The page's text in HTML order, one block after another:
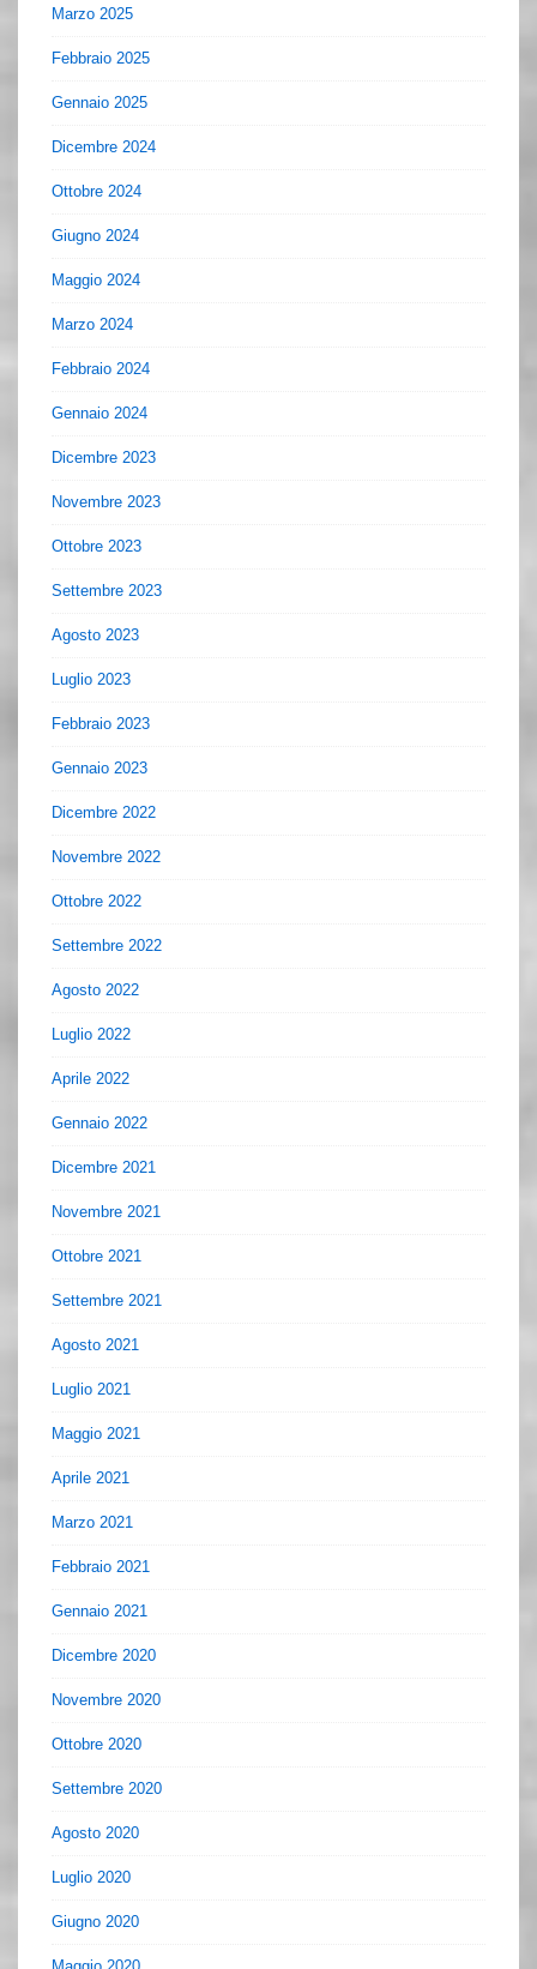
Marzo 2025
Febbraio 2025
Gennaio 2025
Dicembre 2024
Ottobre 2024
Giugno 2024
Maggio 2024
Marzo 2024
Febbraio 2024
Gennaio 2024
Dicembre 2023
Novembre 2023
Ottobre 2023
Settembre 2023
Agosto 2023
Luglio 2023
Febbraio 2023
Gennaio 2023
Dicembre 2022
Novembre 2022
Ottobre 2022
Settembre 2022
Agosto 2022
Luglio 2022
Aprile 2022
Gennaio 2022
Dicembre 2021
Novembre 2021
Ottobre 2021
Settembre 2021
Agosto 2021
Luglio 2021
Maggio 2021
Aprile 2021
Marzo 2021
Febbraio 2021
Gennaio 2021
Dicembre 2020
Novembre 2020
Ottobre 2020
Settembre 2020
Agosto 2020
Luglio 2020
Giugno 2020